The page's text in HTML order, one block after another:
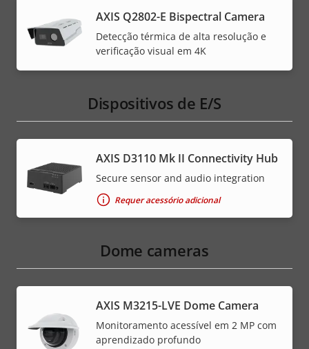
AXIS Q2802-E Bispectral Camera
Detecção térmica de alta resolução e
verificação visual em 4K
Dispositivos de E/S
AXIS D3110 Mk II Connectivity Hub
Secure sensor and audio integration
Requer acessório adicional
Dome cameras
AXIS M3215-LVE Dome Camera
Monitoramento acessível em 2 MP com
aprendizado profundo